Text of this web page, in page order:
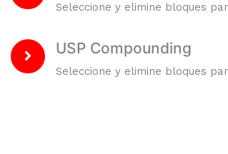
Seleccione y elimine bloques
USP Compounding
Seleccione y elimine bloques